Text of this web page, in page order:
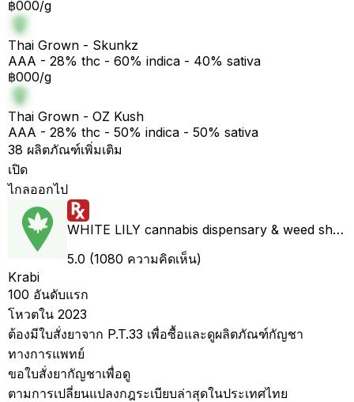
฿000/g
Thai Grown - Skunkz
AAA - 28% thc - 60% indica - 40% sativa
฿000/g
Thai Grown - OZ Kush
AAA - 28% thc - 50% indica - 50% sativa
38 ผลิตภัณฑ์เพิ่มเติม
เปิด
ไกลออกไป
WHITE LILY cannabis dispensary & weed shop aonang delivery
5.0 (1080 ความคิดเห็น)
Krabi
100 อันดับแรก
โหวตใน 2023
ต้องมีใบสั่งยาจาก P.T.33 เพื่อซื้อและดูผลิตภัณฑ์กัญชา
ทางการแพทย์
ขอใบสั่งยากัญชาเพื่อดู
ตามการเปลี่ยนแปลงกฎระเบียบล่าสุดในประเทศไทย